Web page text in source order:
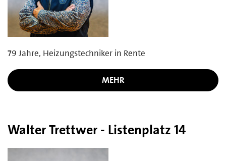
79 Jahre, Heizungstechniker in Rente
MEHR
Walter Trettwer - Listenplatz 14